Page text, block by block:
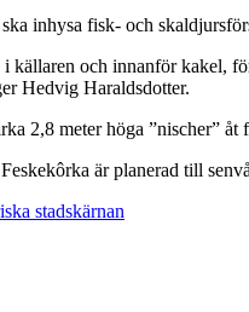
inhysa fisk- och
källaren och innanför kakel,
Hedvig Haraldsdotter.
2,8 meter höga ”nischer”
är planerad till
stadskärnan